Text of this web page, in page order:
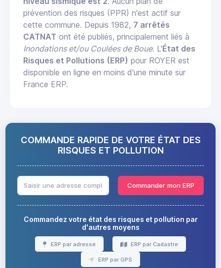
prévention des risques (PPR) n'est actif sur
cette commune. Depuis 1982, 7 arrêtés
CATNAT ont été publiés, principalement liés à
Inondations et/ou Coulées de Boue. L'État des
Risques et Pollutions (ERP) pour ROYER est
disponible en ligne en moins d'une minute sur
France ERP.
COMMANDE RAPIDE DE VOTRE ÉTAT DES
RISQUES ET POLLUTION
Commander mon ERP
Commandez votre état des risques et pollution par
d'autres moyens
ERP par adresse ERP par Cadastre
ERP par GPS